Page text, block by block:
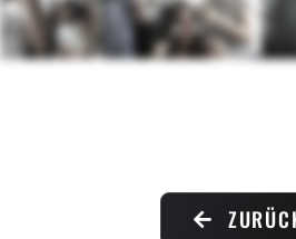
Contact me